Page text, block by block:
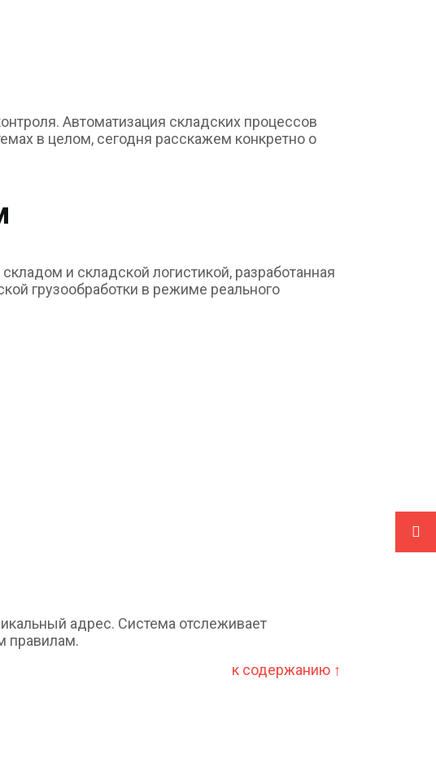
Автоматизация складских процессов
в целом, сегодня расскажем конкретно о
и складской логистикой, разработанная
грузообработки в режиме реального
адрес. Система отслеживает
правилам.
к содержанию ↑